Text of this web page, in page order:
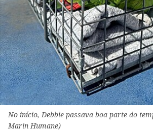
No início, Debbie passava boa parte do
Marin Humane)